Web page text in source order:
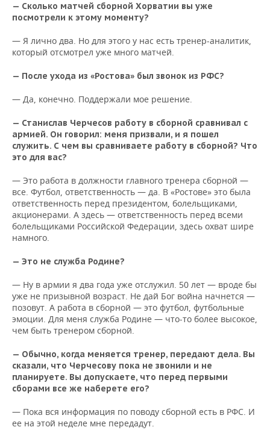
— Сколько матчей сборной Хорватии вы уже
посмотрели к этому моменту?
— Я лично два. Но для этого у нас есть тренер-аналитик,
который отсмотрел уже много матчей.
— После ухода из «Ростова» был звонок из РФС?
— Да, конечно. Поддержали мое решение.
— Станислав Черчесов работу в сборной сравнивал с
армией. Он говорил: меня призвали, и я пошел
служить. С чем вы сравниваете работу в сборной? Что
это для вас?
— Это работа в должности главного тренера сборной —
все. Футбол, ответственность — да. В «Ростове» это была
ответственность перед президентом, болельщиками,
акционерами. А здесь — ответственность перед всеми
болельщиками Российской Федерации, здесь охват шире
намного.
— Это не служба Родине?
— Ну в армии я два года уже отслужил. 50 лет — вроде бы
уже не призывной возраст. Не дай Бог война начнется —
позовут. А работа в сборной — это футбол, футбольные
эмоции. Для меня служба Родине — что-то более высокое,
чем быть тренером сборной.
— Обычно, когда меняется тренер, передают дела. Вы
сказали, что Черчесову пока не звонили и не
планируете. Вы допускаете, что перед первыми
сборами все же наберете его?
— Пока вся информация по поводу сборной есть в РФС. И
ее на этой неделе мне передадут.